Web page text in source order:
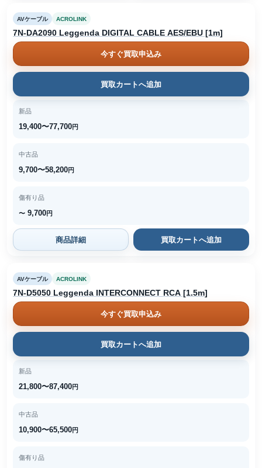
AVケーブル ACROLINK
7N-DA2090 Leggenda DIGITAL CABLE AES/EBU [1m]
今すぐ買取申込み
買取カートへ追加
新品
19,400〜77,700円
中古品
9,700〜58,200円
傷有り品
〜 9,700円
商品詳細 買取カートへ追加
AVケーブル ACROLINK
7N-D5050 Leggenda INTERCONNECT RCA [1.5m]
今すぐ買取申込み
買取カートへ追加
新品
21,800〜87,400円
中古品
10,900〜65,500円
傷有り品